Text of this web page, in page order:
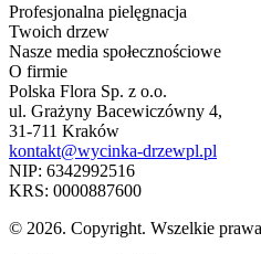
Profesjonalna pielęgnacja
Twoich drzew
Nasze media społecznościowe
O firmie
Polska Flora Sp. z o.o.
ul. Grażyny Bacewiczówny 4,
31-711 Kraków
kontakt@wycinka-drzewpl.pl
NIP: 6342992516
KRS: 0000887600
© 2026. Copyright. Wszelkie